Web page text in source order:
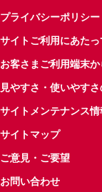
プライバシーポリシー
サイトご利用にあたっ
お客さまご利用端末
見やすさ・使いやす
サイトメンテナンス情
サイトマップ
ご意見・ご要望
お問い合わせ